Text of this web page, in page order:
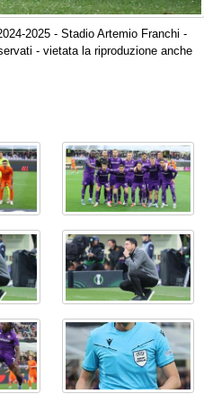
2025 - Stadio Artemio Franchi -
- vietata la riproduzione anche